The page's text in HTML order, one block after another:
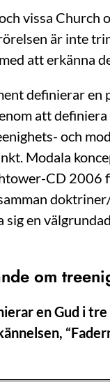
vissa
är inte
att erkänna
definierar
att
och
Modala
CD 2006
sig en
om
en Gud i